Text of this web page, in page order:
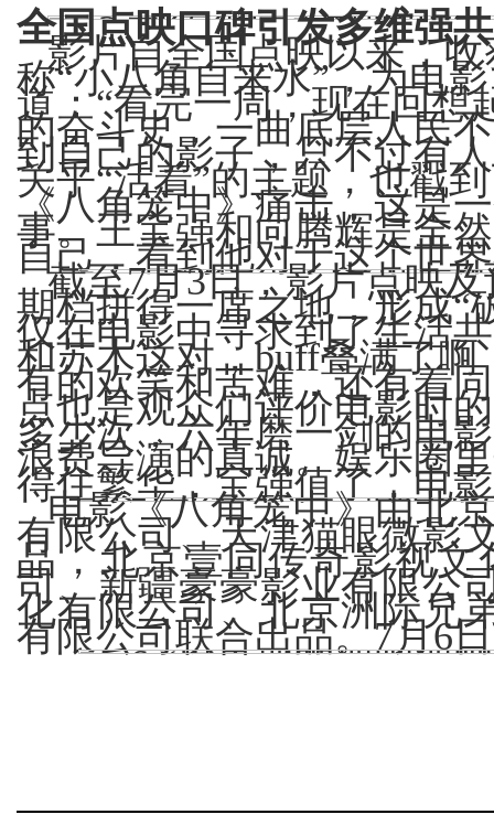
全国点映口碑引发多维强
影片自全国点映以来，
称“小八角自来水”，为电
道：“看完一周，现在回想
的奋斗史，一曲底层人民
到自己的影子，只不过有
关乎“活着”的主题，也戳
《八角笼中》痛击，这是
事。王宝强和向腾辉是全
自己，看到他对于这个世
截至7月3日，影片点映
期档拼得一席之地，形成“
仅在电影中寻求到了生活
和苏木这对，buff叠满了
有的欢笑和苦难，还有着
点也是观众们评价电影时
多少次，六年磨一剑的电
浪费导演的真诚。娱乐圈
得住繁华，宝强值了，电
电影《八角笼中》由北
有限公司、天津猫眼微影
品，北京壹同传奇影视
司、新疆豪豪影业有限公
化有限公司、北京洲际兄
有限公司联合出品。7月6